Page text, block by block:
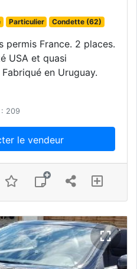
Particulier Condette (62)
permis France. 2 places.
USA et quasi
en Uruguay.
: 209
le vendeur